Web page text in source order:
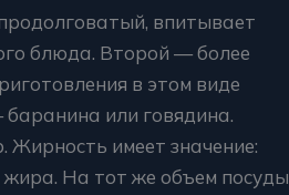
впитывает
блюда. Второй — более
в этом виде
или говядина.
имеет значение:
жира. На тот же объем посуды